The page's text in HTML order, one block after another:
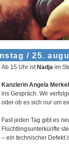
/ 25.
Ab 15 Uhr istNadja im
Kanzlerin Angela Merkel
ins Gespräch. Wir
oder ob es sich nur um
Fast jeden Tag gibt es
Flüchtlingsunterkünfte
– ein technischer Defekt